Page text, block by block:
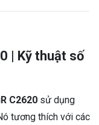
| Kỹ thuật số
C2620 sử dụng
tương thích với các